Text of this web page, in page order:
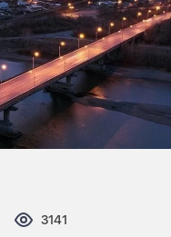
Просмотров:
3141